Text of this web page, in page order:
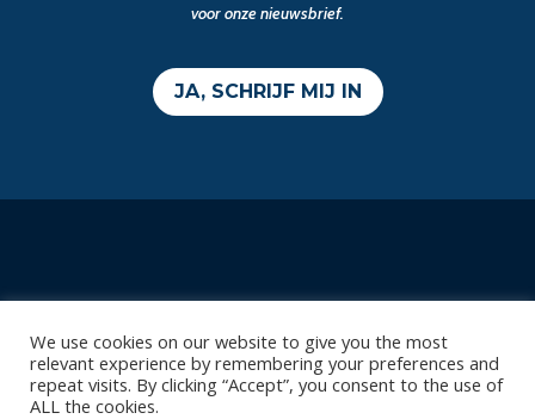
voor onze nieuwsbrief.
JA, SCHRIJF MIJ IN
Contact
Diksmuidsesteenweg 396
8800 Roeselare
We use cookies on our website to give you the most
relevant experience by remembering your preferences and
repeat visits. By clicking “Accept”, you consent to the use of
ALL the cookies.